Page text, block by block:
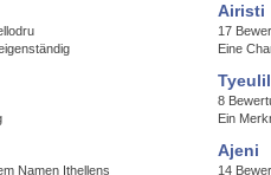
Airisti
17
Eine
8
Ein
Namen Ithellens
Ajeni
14